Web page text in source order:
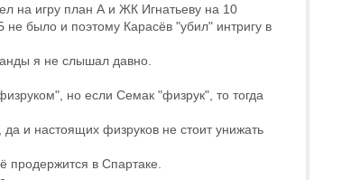
на игру план А и ЖК Игнатьеву на 10
было и поэтому Карасёв "убил" интригу в
я не слышал давно.
но если Семак "физрук", то тогда
и настоящих физруков не стоит унижать
продержится в Спартаке.